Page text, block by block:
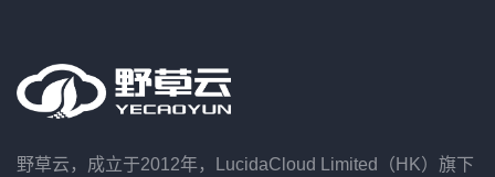
野草云，成立于2012年，LucidaCloud Limited（HK）旗下